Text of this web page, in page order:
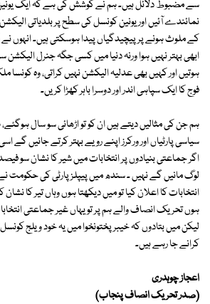
سے مضبوط دلائل ہیں۔ ہم نے کوشش کی ہے کہ ایک
نمائندے آئیں اور یونین کونسل کی سطح پر بلدیاتی
کے ملوث ہونے پر پیچیدگیاں پیدا ہوسکتی ہیں۔ انہوں
ابھی بہتر نہیں ہوا ورنہ دنیا میں کسی جگہ جنرل
ہوتیں اور کہیں بھی عدلیہ الیکشن نہیں کراتی، وہ
فوج کا ایک سپاہی اندر اور دوسرا باہر کھڑا کریں۔
ہم جن کی مثالیں دیتے ہیں ان کو تو اڑھائی سو سال
سیاسی پارٹیاں اور ورکرز اپنے رویے بہتر کرتے جائیں گے
اگر جماعتی بنیادوں پر انتخابات میں شیر کا نشان سو
لوگ مانیں گے نہیں ۔ سندھ میں پیپلز پارٹی کی حکومت
انتخابات کا اعلان کیا تو میں دیکھتا ہوں وہاں تیر کا
ہوں تحریک انصاف والے ہم پر تو یہاں غیر جماعتی
لیکن میں بتادوں کہ خیبرپختونخوا میں یہ خود ویلج
کرانے جا رہے ہیں۔
اعجاز چوہدری
(صدر تحریک انصاف پنجاب)